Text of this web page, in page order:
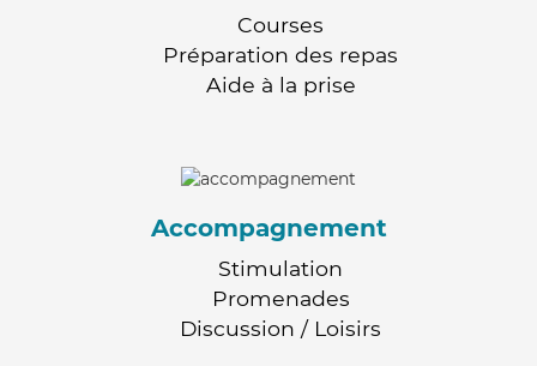
Courses
Préparation des repas
Aide à la prise
Accompagnement
Stimulation
Promenades
Discussion / Loisirs